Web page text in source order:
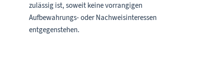
zulässig ist, soweit keine vorrangigen
Aufbewahrungs- oder Nachweisinteressen
entgegenstehen.